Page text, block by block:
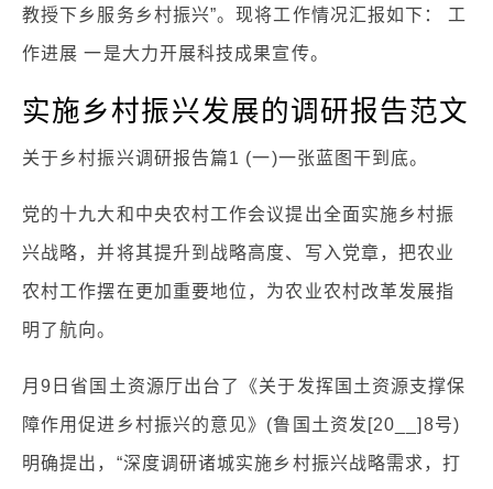
教授下乡服务乡村振兴”。现将工作情况汇报如下： 工
作进展 一是大力开展科技成果宣传。
实施乡村振兴发展的调研报告范文
关于乡村振兴调研报告篇1 (一)一张蓝图干到底。
党的十九大和中央农村工作会议提出全面实施乡村振
兴战略，并将其提升到战略高度、写入党章，把农业
农村工作摆在更加重要地位，为农业农村改革发展指
明了航向。
月9日省国土资源厅出台了《关于发挥国土资源支撑保
障作用促进乡村振兴的意见》(鲁国土资发[20__]8号)
明确提出，“深度调研诸城实施乡村振兴战略需求，打